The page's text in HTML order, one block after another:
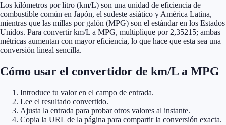
Los kilómetros por litro (km/L) son una unidad de eficiencia de
combustible común en Japón, el sudeste asiático y América Latina,
mientras que las millas por galón (MPG) son el estándar en los Estados
Unidos. Para convertir km/L a MPG, multiplique por 2,35215; ambas
métricas aumentan con mayor eficiencia, lo que hace que esta sea una
conversión lineal sencilla.
Cómo usar el convertidor de km/L a MPG
Introduce tu valor en el campo de entrada.
Lee el resultado convertido.
Ajusta la entrada para probar otros valores al instante.
Copia la URL de la página para compartir la conversión exacta.